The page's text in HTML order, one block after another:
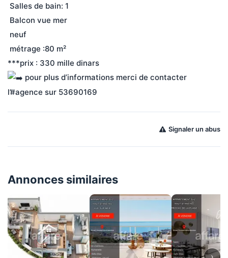
Salles de bain: 1
Balcon vue mer
neuf
métrage :80 m²
***prix : 330 mille dinars
pour plus d’informations merci de contacter
l’#agence sur 53690169
Signaler un abus
Annonces similaires